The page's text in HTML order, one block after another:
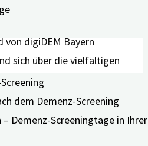
dem Demenz-Screening
– Demenz-Screeningtage in Ihrer
ließ es sich nicht
von digiDEM Bayern
sich über die vielfältigen
digiDEM Bayern zu
stand dabei der
kostenfreie Online-Test
aus den Bereichen